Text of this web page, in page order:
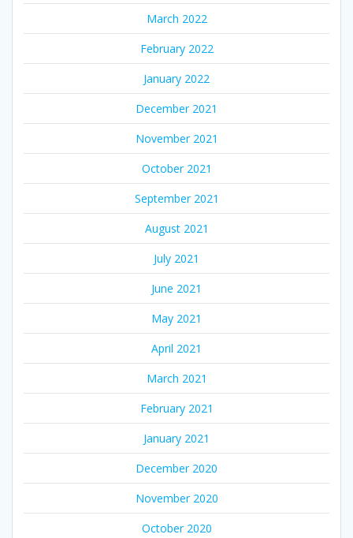
March 2022
February 2022
January 2022
December 2021
November 2021
October 2021
September 2021
August 2021
July 2021
June 2021
May 2021
April 2021
March 2021
February 2021
January 2021
December 2020
November 2020
October 2020